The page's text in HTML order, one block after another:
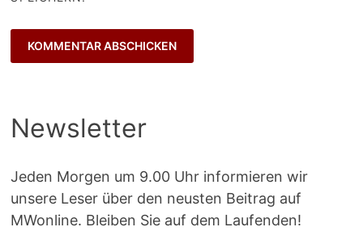
Newsletter
Jeden Morgen um 9.00 Uhr informieren wir
unsere Leser über den neusten Beitrag auf
MWonline. Bleiben Sie auf dem Laufenden!